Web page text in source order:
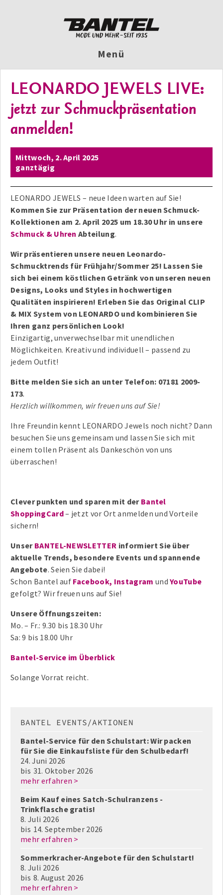
Menü
LEONARDO JEWELS LIVE:
jetzt zur Schmuckpräsentation
anmelden!
Mittwoch, 2. April 2025
ganztägig
LEONARDO JEWELS – neue Ideen warten auf Sie!
Kommen Sie zur Präsentation der neuen Schmuck-
Kollektionen am 2. April 2025 um 18.30 Uhr in unsere
Schmuck & Uhren Abteilung.
Wir präsentieren unsere neuen Leonardo-
Schmucktrends für Frühjahr/Sommer 25! Lassen Sie
sich bei einem köstlichen Getränk von unseren neuen
Designs, Looks und Styles in hochwertigen
Qualitäten inspirieren! Erleben Sie das Original CLIP
& MIX System von LEONARDO und kombinieren Sie
Ihren ganz persönlichen Look!
Einzigartig, unverwechselbar mit unendlichen
Möglichkeiten. Kreativ und individuell – passend zu
jedem Outfit!
Bitte melden Sie sich an unter Telefon: 07181 2009-
173.
Herzlich willkommen, wir freuen uns auf Sie!
Ihre Freundin kennt LEONARDO Jewels noch nicht? Dann
besuchen Sie uns gemeinsam und lassen Sie sich mit
einem tollen Präsent als Dankeschön von uns
überraschen!
Clever punkten und sparen mit der Bantel
ShoppingCard– jetzt vor Ort anmelden und Vorteile
sichern!
Unser BANTEL-NEWSLETTER informiert Sie über
aktuelle Trends, besondere Events und spannende
Angebote. Seien Sie dabei!
Schon Bantel auf Facebook, Instagram undYouTube
gefolgt? Wir freuen uns auf Sie!
Unsere Öffnungszeiten:
Mo. – Fr.: 9.30 bis 18.30 Uhr
Sa: 9 bis 18.00 Uhr
Bantel-Service im Überblick
Solange Vorrat reicht.
BANTEL EVENTS/AKTIONEN
Bantel-Service für den Schulstart: Wir packen
für Sie die Einkaufsliste für den Schulbedarf!
24. Juni 2026
bis 31. Oktober 2026
mehr erfahren >
Beim Kauf eines Satch-Schulranzens -
Trinkflasche gratis!
8. Juli 2026
bis 14. September 2026
mehr erfahren >
Sommerkracher-Angebote für den Schulstart!
8. Juli 2026
bis 8. August 2026
mehr erfahren >